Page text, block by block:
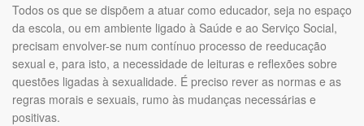
Todos os que se dispõem a atuar como educador, seja no espaço
da escola, ou em ambiente ligado à Saúde e ao Serviço Social,
precisam envolver-se num contínuo processo de reeducação
sexual e, para isto, a necessidade de leituras e reflexões sobre
questões ligadas à sexualidade. É preciso rever as normas e as
regras morais e sexuais, rumo às mudanças necessárias e
positivas.